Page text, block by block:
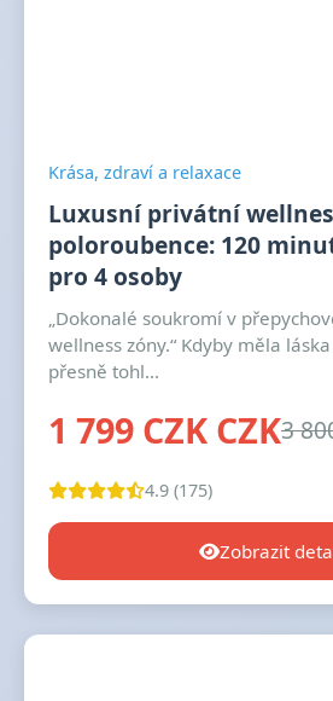
Krása, zdraví a relaxace
Luxusní privátní
poloroubence: 120
pro 4 osoby
„Dokonalé soukromí v
wellness zóny.“ Kdyby měla
přesně tohl...
1 799 CZK CZK3
4.9 (175)
Zobrazit